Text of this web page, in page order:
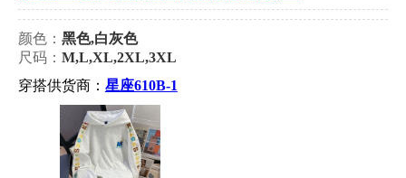
颜色： 黑色,白灰色
尺码： M,L,XL,2XL,3XL
穿搭供货商： 星座610B-1